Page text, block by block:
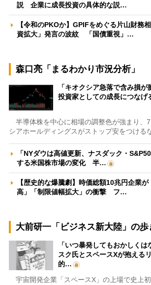
説 企業に成長投資の具体的な説…
【令和のPKOか】GPIFをめぐる片山財務
資拡大」発言の波紋 「国債重視」…
森口亮「まるわかり市況分析」
「キオクシア急落で含み損
投資家としての成長につな
半導体株を中心に相場の調整色が強まり、
シアホールディングスがストップ安をつける
「NYダウは高値更新、ナスダック・
する米国株市場の変化 半…
【歴史的な爆騰劇】時価総額10兆円企業
高」「制限値幅拡大」の衝撃 フ…
大前研一「ビジネス新大陸」の歩
「いつ暴発してもおかしく
スク氏とスペースXが抱える
的…
宇宙開発企業「スペースX」の上場で史上